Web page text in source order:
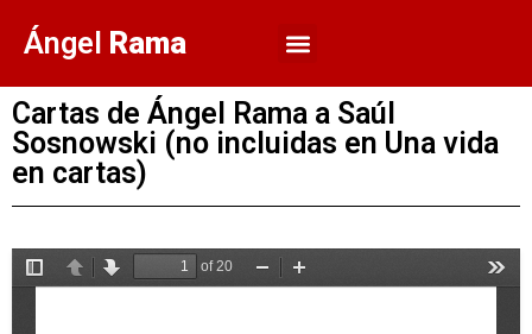
Ángel Rama
Cartas de Ángel Rama a Saúl
Sosnowski (no incluidas en Una vida
en cartas)